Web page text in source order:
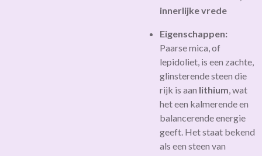
innerlijke vrede
Eigenschappen:
Paarse mica, of
lepidoliet, is een zachte,
glinsterende steen die
rijk is aan lithium, wat
het een kalmerende en
balancerende energie
geeft. Het staat bekend
als een steen van